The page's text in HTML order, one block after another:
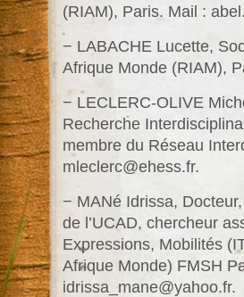
(RIAM), Paris. Mail :
− LABACHE Lucette,
Afrique Monde (RIAM),
− LECLERC-OLIVE
Recherche
membre du Réseau
mleclerc@ehess.fr.
− MANé Idrissa,
de l’UCAD, chercheur
Expressions, Mobilités
Afrique Monde) FMSH
idrissa_mane@yahoo.fr.